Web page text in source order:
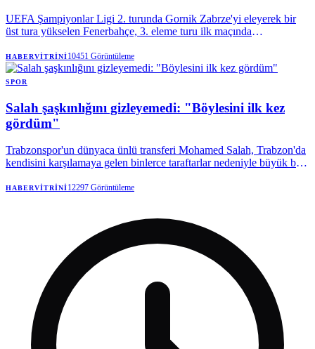
UEFA Şampiyonlar Ligi 2. turunda Gornik Zabrze'yi eleyerek bir
üst tura yükselen Fenerbahçe, 3. eleme turu ilk maçında
büyük avantaj yakaladı. Sarı lacivertlilerde Devler Ligi
elemelerindeki üçüncü maçına çıkan Talisca, gol sayısını 3'e
yükseltti. Fenerbahçe'nin yıldız transferi Mason Greenwood ise
Graz'ı elemesi halinde play-off'larda Sparta Prag-Olimpik Lyon
eşleşmesinin galibiyle karşılaşacak.
HABERVITRINI10451 Görüntüleme
SPOR
Salah şaşkınlığını gizleyemedi: "Böylesini ilk kez
gördüm"
Trabzonspor'un dünyaca ünlü transferi Mohamed Salah, Trabzon'da
kendisini karşılamaya gelen binlerce taraftarlar nedeniyle büyük bir
HABERVITRINI12297 Görüntüleme